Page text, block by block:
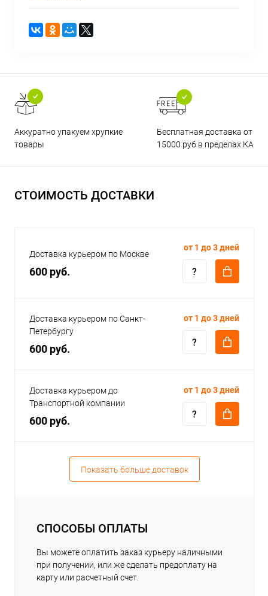
Аккуратно упакуем хрупкие
товары
Бесплатная доставка от
15000 руб в пределах КАД
СТОИМОСТЬ ДОСТАВКИ
Доставка курьером по Москве
600 руб.
от 1 до 3 дней
Доставка курьером по Санкт-
Петербургу
600 руб.
от 1 до 3 дней
Доставка курьером до
Транспортной компании
600 руб.
от 1 до 3 дней
Показать больше доставок
СПОСОБЫ ОПЛАТЫ
Вы можете оплатить заказ курьеру наличными
при получении, или же сделать предоплату на
карту или расчетный счет.